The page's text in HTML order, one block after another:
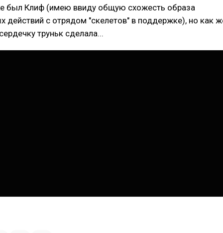
был Клиф (имею ввиду общую схожесть образа
действий c отрядом "скелетов" в поддержке), но как
труньк сделала...